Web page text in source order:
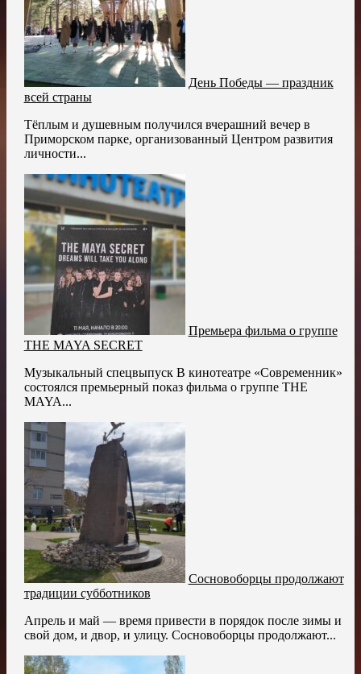
День Победы — праздник
всей страны
Тёплым и душевным получился вчерашний вечер в
Приморском парке, организованный Центром развития
личности...
Премьера фильма о группе
THE MAYA SECRET
Музыкальный спецвыпуск В кинотеатре «Современник»
состоялся премьерный показ фильма о группе THE
MAYA...
Сосновоборцы продолжают
традиции субботников
Апрель и май — время привести в порядок после зимы и
свой дом, и двор, и улицу. Сосновоборцы продолжают...